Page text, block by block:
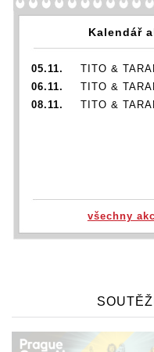
Kalendář
05.11.
TITO &
06.11.
TITO &
08.11.
TITO &
všechny